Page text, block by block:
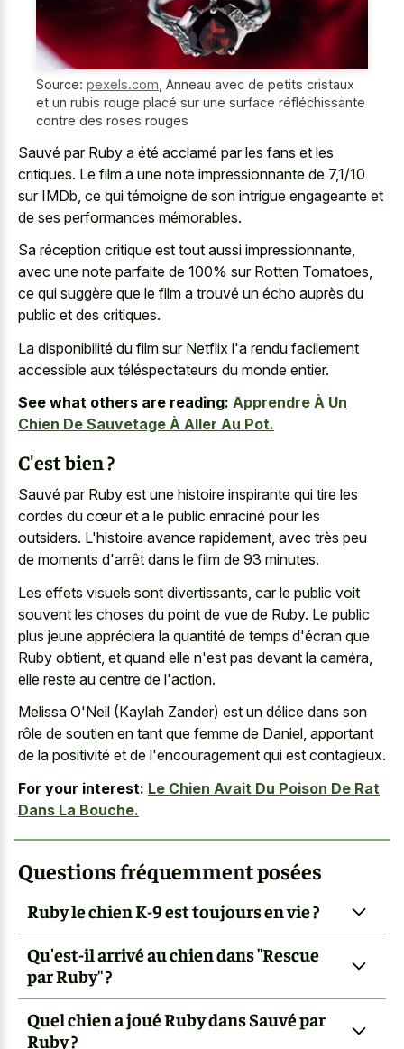
Source: pexels.com, Anneau avec de petits cristaux
et un rubis rouge placé sur une surface réfléchissante
contre des roses rouges
Sauvé par Ruby a été acclamé par les fans et les
critiques. Le film a une note impressionnante de 7,1/10
sur IMDb, ce qui témoigne de son intrigue engageante et
de ses performances mémorables.
Sa réception critique est tout aussi impressionnante,
avec une note parfaite de 100% sur Rotten Tomatoes,
ce qui suggère que le film a trouvé un écho auprès du
public et des critiques.
La disponibilité du film sur Netflix l'a rendu facilement
accessible aux téléspectateurs du monde entier.
See what others are reading: Apprendre À Un
Chien De Sauvetage À Aller Au Pot.
C'est bien ?
Sauvé par Ruby est une histoire inspirante qui tire les
cordes du cœur et a le public enraciné pour les
outsiders. L'histoire avance rapidement, avec très peu
de moments d'arrêt dans le film de 93 minutes.
Les effets visuels sont divertissants, car le public voit
souvent les choses du point de vue de Ruby. Le public
plus jeune appréciera la quantité de temps d'écran que
Ruby obtient, et quand elle n'est pas devant la caméra,
elle reste au centre de l'action.
Melissa O'Neil (Kaylah Zander) est un délice dans son
rôle de soutien en tant que femme de Daniel, apportant
de la positivité et de l'encouragement qui est contagieux.
For your interest: Le Chien Avait Du Poison De Rat
Dans La Bouche.
Questions fréquemment posées
Ruby le chien K-9 est toujours en vie ?
Qu'est-il arrivé au chien dans "Rescue
par Ruby" ?
Quel chien a joué Ruby dans Sauvé par
Ruby ?